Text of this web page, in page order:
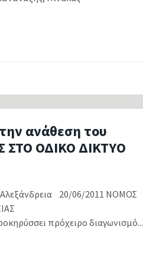
ανάθεση του
ΣΤΟ ΟΔΙΚΟ ΔΙΚΤΥΟ
20/06/2011 ΝΟΜΟΣ
ΑΛΕΞΑΝΔΡΕΙΑΣ
πρόχειρο διαγωνισμό...